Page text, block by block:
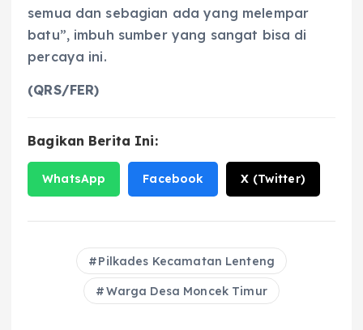
semua dan sebagian ada yang melempar
batu”, imbuh sumber yang sangat bisa di
percaya ini.
(QRS/FER)
Bagikan Berita Ini:
WhatsApp Facebook X (Twitter)
Pilkades Kecamatan Lenteng
Warga Desa Moncek Timur